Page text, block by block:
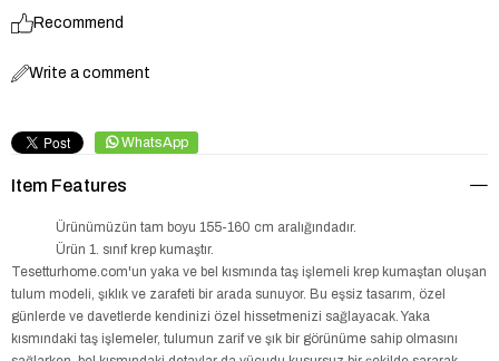
Recommend
Write a comment
WhatsApp
Item Features
Ürünümüzün tam boyu 155-160 cm aralığındadır.
Ürün 1. sınıf krep kumaştır.
Tesetturhome.com'un yaka ve bel kısmında taş işlemeli krep kumaştan oluşan
tulum modeli, şıklık ve zarafeti bir arada sunuyor. Bu eşsiz tasarım, özel
günlerde ve davetlerde kendinizi özel hissetmenizi sağlayacak. Yaka
kısmındaki taş işlemeler, tulumun zarif ve şık bir görünüme sahip olmasını